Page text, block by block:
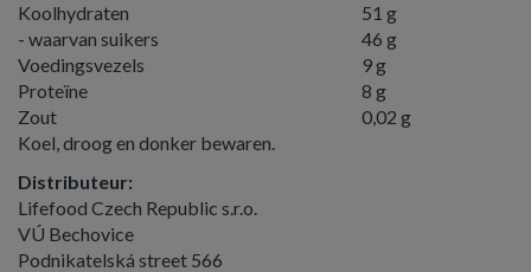
Koolhydraten
51 g
- waarvan suikers
46 g
Voedingsvezels
9 g
Proteïne
8 g
Zout
0,02 g
Koel, droog en donker bewaren.
Distributeur:
Lifefood Czech Republic s.r.o.
VÚ Bechovice
Podnikatelská street 566